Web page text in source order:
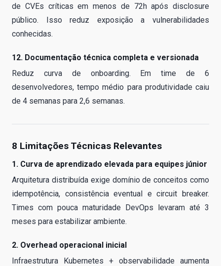
de CVEs críticas em menos de 72h após disclosure
público. Isso reduz exposição a vulnerabilidades
conhecidas.
12. Documentação técnica completa e versionada
Reduz curva de onboarding. Em time de 6
desenvolvedores, tempo médio para produtividade caiu
de 4 semanas para 2,6 semanas.
8 Limitações Técnicas Relevantes
1. Curva de aprendizado elevada para equipes júnior
Arquitetura distribuída exige domínio de conceitos como
idempotência, consistência eventual e circuit breaker.
Times com pouca maturidade DevOps levaram até 3
meses para estabilizar ambiente.
2. Overhead operacional inicial
Infraestrutura Kubernetes + observabilidade aumenta